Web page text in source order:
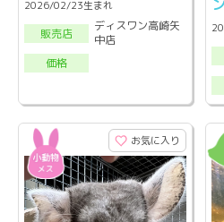
2026/02/23生まれ
販売店
ディスワン高崎矢
中店
価格
お気に入り